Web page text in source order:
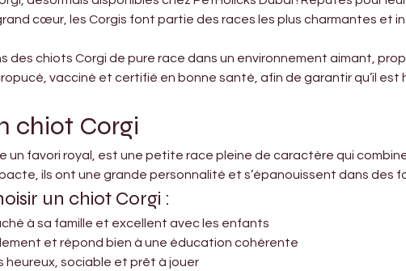
cœur, les Corgis font partie des races les plus charmantes et
des chiots Corgi de pure race dans un environnement aimant,
vacciné et certifié en bonne santé, afin de garantir qu’il
chiot Corgi
un favori royal, est une petite race pleine de caractère qui
ils ont une grande personnalité et s’épanouissent dans des
un chiot Corgi :
à sa famille et excellent avec les enfants
et répond bien à une éducation cohérente
heureux, sociable et prêt à jouer